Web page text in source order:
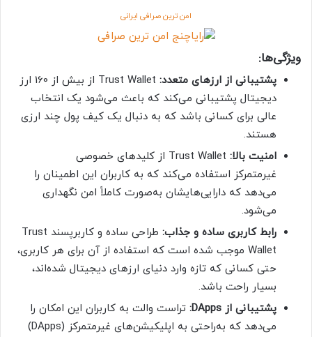
امن ترین صرافی ایرانی
ویژگی‌ها:
پشتیبانی از ارزهای متعدد:
Trust Wallet از بیش از 160 ارز
دیجیتال پشتیبانی می‌کند که باعث می‌شود یک انتخاب
عالی برای کسانی باشد که به دنبال یک کیف پول چند ارزی
هستند.
امنیت بالا:
Trust Wallet از کلیدهای خصوصی
غیرمتمرکز استفاده می‌کند که به کاربران این اطمینان را
می‌دهد که دارایی‌هایشان به‌صورت کاملاً امن نگهداری
می‌شود.
رابط کاربری ساده و جذاب:
طراحی ساده و کاربرپسند Trust
Wallet موجب شده است که استفاده از آن برای هر کاربری،
حتی کسانی که تازه وارد دنیای ارزهای دیجیتال شده‌اند،
بسیار راحت باشد.
پشتیبانی از DApps:
تراست والت به کاربران این امکان را
می‌دهد که به‌راحتی به اپلیکیشن‌های غیرمتمرکز (DApps)